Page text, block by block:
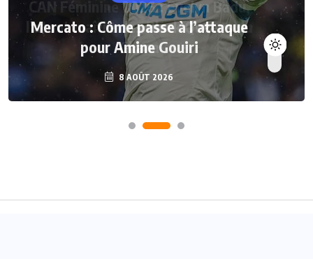
Mercato : Côme passe à l’attaque
pour Amine Gouiri
8 AOÛT 2026